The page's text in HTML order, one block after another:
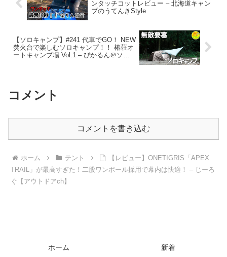
ンタッチコットレビュー – 北海道キャン
プのうてんきStyle
【ソロキャンプ】#241 代車でGO！ NEW
焚火台で楽しむソロキャンプ！！ 椿荘オ
ートキャンプ場 Vol.1 – ぴかるん＠ソロ
コメント
コメントを書き込む
ホーム テント
【レビュー】ONETIGRIS「APEX
TRAIL」が最高すぎた！二股ワンポール採用で幕内は快適！ – じーろ
ぐ【アウトドアch】
ホーム
新着